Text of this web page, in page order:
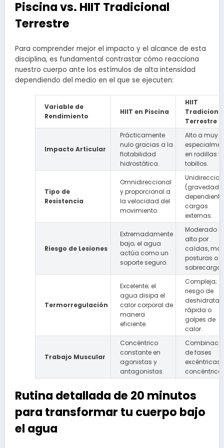
Piscina vs. HIIT Tradicional
Terrestre
Para comprender mejor el impacto y el alcance de esta
disciplina, es fundamental contrastar cómo reacciona
nuestro cuerpo ante los estímulos de alta intensidad
dependiendo del medio en el que se ejecuten:
Variable de
Rendimiento
HIIT en Piscina
HIIT
Terrestre
Impacto Articular
Prácticamente
nulo gracias a la
flotabilidad
hidrostática.
Alto a muy
en rodillas y
tobillos.
Tipo de
Resistencia
Omnidireccional
y proporcional a
la velocidad del
movimiento.
(gravedad)
cargas
externas.
Riesgo de Lesiones
Extremadamente
bajo; el agua
actúa como un
soporte seguro.
Moderado a
alto por
caídas,
posturas o
sobrecarga.
Termorregulación
Excelente; el
agua disipa el
calor corporal de
manera
eficiente.
Compleja;
riesgo de
rápida o
golpes de
calor.
Trabajo Muscular
Concéntrico
constante en
agonistas y
antagonistas.
de fases
excéntricas
Rutina detallada de 20 minutos
para transformar tu cuerpo bajo
el agua